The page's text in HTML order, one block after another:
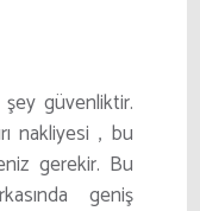
şey güvenliktir.
nakliyesi, bu
gerekir. Bu
geniş